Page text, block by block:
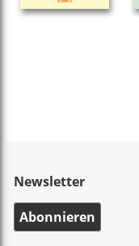
Newsletter
Abonnieren